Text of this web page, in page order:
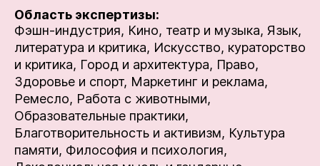
Область экспертизы:
Фэшн-индустрия, Кино, театр и музыка, Язык,
литература и критика, Искусство, кураторство
и критика, Город и архитектура, Право,
Здоровье и спорт, Маркетинг и реклама,
Ремесло, Работа с животными,
Образовательные практики,
Благотворительность и активизм, Культура
памяти, Философия и психология,